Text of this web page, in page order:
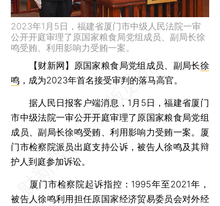
2023年1月5日，福建省厦门市中级人民法院一审
公开开庭审理了原国家粮食局党组成员、副局长徐
鸣受贿、利用影响力受贿一案。
【财新网】
原国家粮食局党组成员、副局长徐
鸣 ，成为2023年首名接受审判的落马高官。
据人民日报客户端消息，1月5日，福建省厦门
市中级法院一审公开开庭审理了原国家粮食局党组
成员、副局长徐鸣受贿、利用影响力受贿一案。厦
门市检察院派员出庭支持公诉，被告人徐鸣及其辩
护人到庭参加诉讼。
厦门市检察院起诉指控：1995年至2021年，
被告人徐鸣利用担任原国家经济贸易委员会对外经